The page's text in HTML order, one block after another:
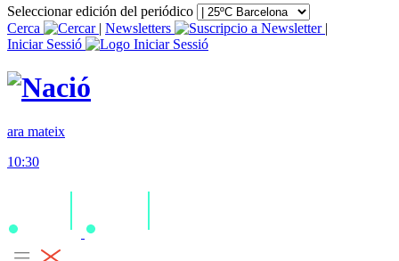
Seleccionar edición del periódico
Cerca
| Newsletters
|
Iniciar Sessió
ara mateix
10:30